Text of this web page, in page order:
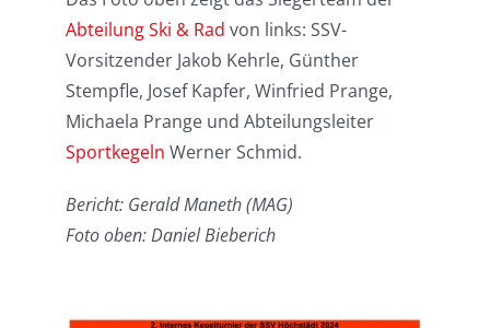
Abteilung Ski & Rad von links: SSV-
Vorsitzender Jakob Kehrle, Günther
Stempfle, Josef Kapfer, Winfried Prange,
Michaela Prange und Abteilungsleiter
Sportkegeln Werner Schmid.
Bericht: Gerald Maneth (MAG)
Foto oben: Daniel Bieberich